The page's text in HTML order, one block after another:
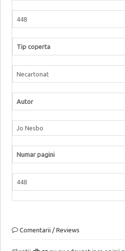
448
Tip coperta
Necartonat
Autor
Jo Nesbo
Numar pagini
448
Comentarii / Reviews